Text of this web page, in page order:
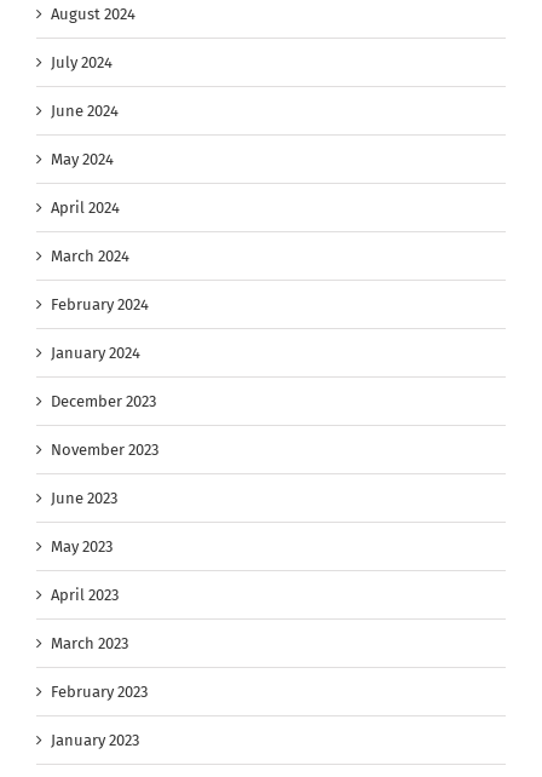
August 2024
July 2024
June 2024
May 2024
April 2024
March 2024
February 2024
January 2024
December 2023
November 2023
June 2023
May 2023
April 2023
March 2023
February 2023
January 2023